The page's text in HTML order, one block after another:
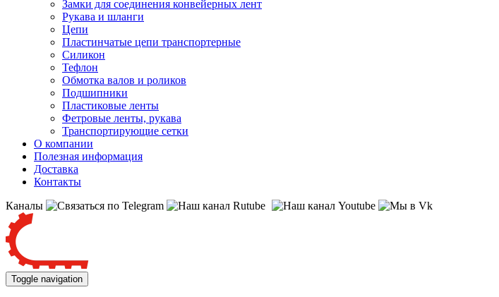
Замки для соединения конвейерных лент
Рукава и шланги
Цепи
Пластинчатые цепи транспортерные
Силикон
Тефлон
Обмотка валов и роликов
Подшипники
Пластиковые ленты
Фетровые ленты, рукава
Транспортирующие сетки
О компании
Полезная информация
Доставка
Контакты
Каналы
Toggle navigation